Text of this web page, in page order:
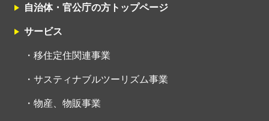
自治体・官公庁の方トップページ
サービス
移住定住関連事業
サスティナブルツーリズム事業
物産、物販事業